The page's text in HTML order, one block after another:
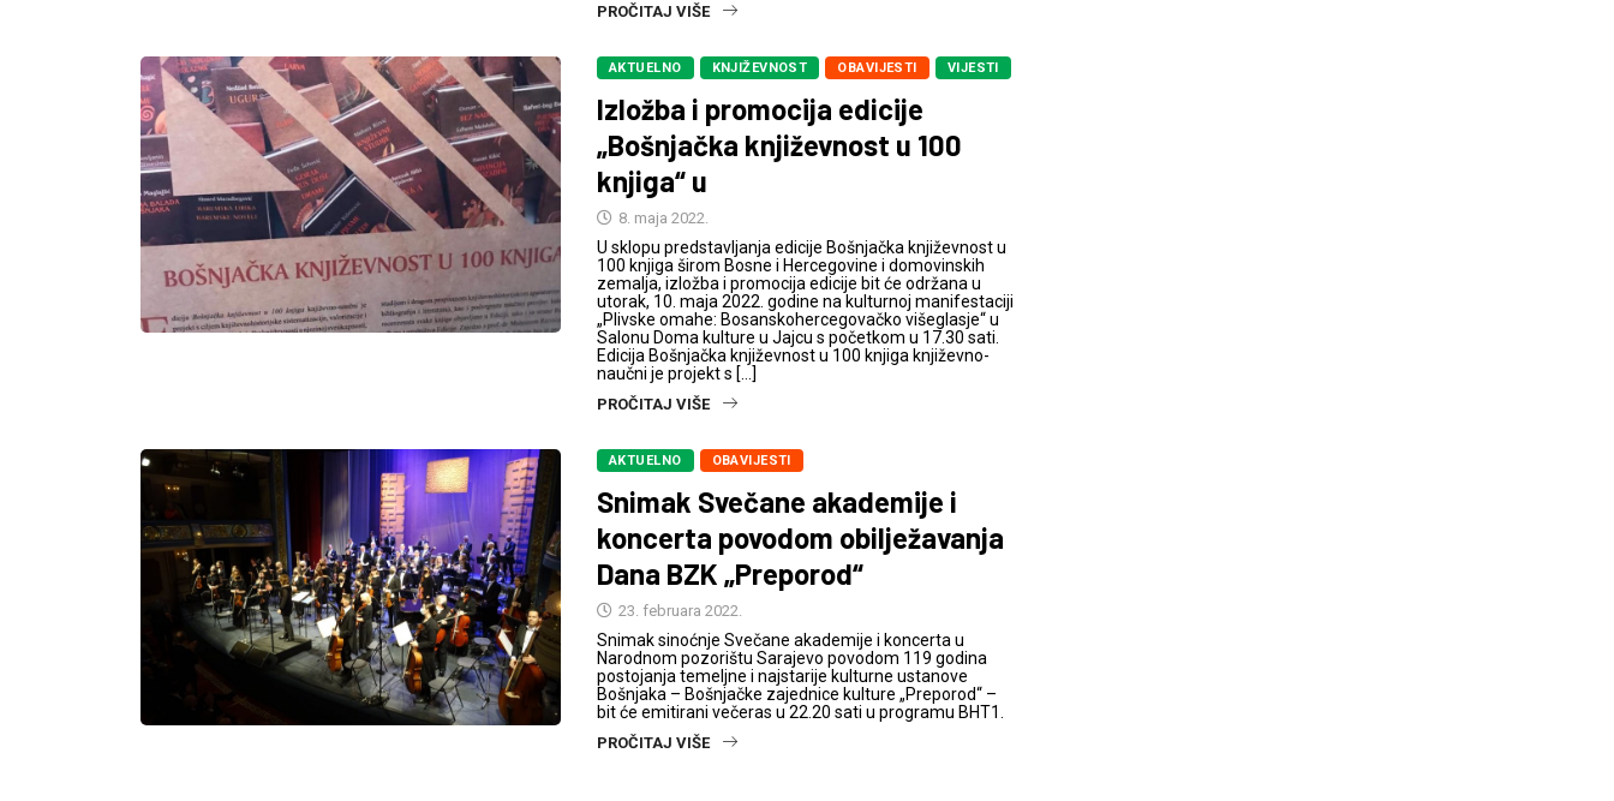
PROČITAJ VIŠE
AKTUELNO KNJIŽEVNOST OBAVIJESTI VIJESTI
Izložba i promocija edicije
„Bošnjačka književnost u 100
knjiga“ u
8. maja 2022.
U sklopu predstavljanja edicije Bošnjačka književnost u
100 knjiga širom Bosne i Hercegovine i domovinskih
zemalja, izložba i promocija edicije bit će održana u
utorak, 10. maja 2022. godine na kulturnoj manifestaciji
„Plivske omahe: Bosanskohercegovačko višeglasje“ u
Salonu Doma kulture u Jajcu s početkom u 17.30 sati.
Edicija Bošnjačka književnost u 100 knjiga književno-
naučni je projekt s […]
PROČITAJ VIŠE
AKTUELNO OBAVIJESTI
Snimak Svečane akademije i
koncerta povodom obilježavanja
Dana BZK „Preporod“
23. februara 2022.
Snimak sinoćnje Svečane akademije i koncerta u
Narodnom pozorištu Sarajevo povodom 119 godina
postojanja temeljne i najstarije kulturne ustanove
Bošnjaka – Bošnjačke zajednice kulture „Preporod“ –
bit će emitirani večeras u 22.20 sati u programu BHT1.
PROČITAJ VIŠE